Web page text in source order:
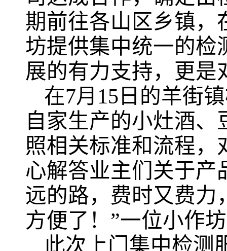
期前往各山区乡镇，
坊提供集中统一的检
展的有力支持，更是
在7月15日的羊街
自家生产的小灶酒
照相关标准和流程，
心解答业主们关于产
远的路，费时又费力
方便了！”一位小作
此次上门集中检测